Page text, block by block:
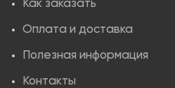
Как заказать
Оплата и доставка
Полезная информация
Контакты